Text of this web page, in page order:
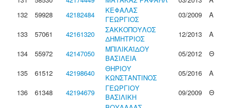
132
59928 42182484
ΚΕΦΑΛΑΣ
ΓΕΩΡΓΙΟΣ
03/2009
Α
133
57061 42161320
ΣΑΚΚΟΠΟΥΛΟΣ
ΔΗΜΗΤΡΙΟΣ
12/2013
Α
134
55972 42147050
ΜΠΙΛΙΚΑΪΔΟΥ
ΒΑΣΙΛΕΙΑ
05/2012
Θ
135
61512 42198640
ΘΗΡΙΟΥ
ΚΩΝΣΤΑΝΤΙΝΟΣ
05/2016
Α
136
61348 42194679
ΓΕΩΡΓΙΟΥ
ΒΑΣΙΛΙΚΗ
09/2009
Θ